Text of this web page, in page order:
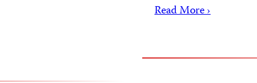
Read More ›